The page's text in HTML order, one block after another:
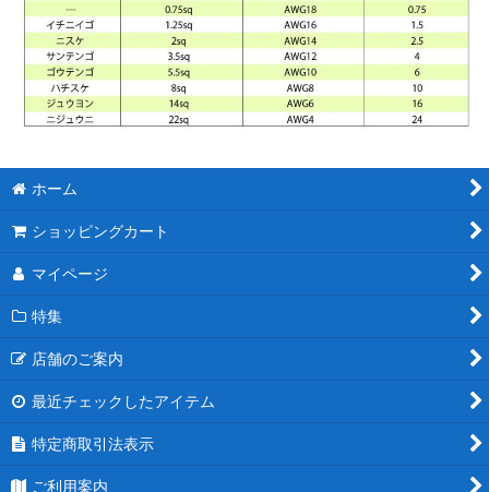
ホーム
ショッピングカート
マイページ
特集
店舗のご案内
最近チェックしたアイテム
特定商取引法表示
ご利用案内